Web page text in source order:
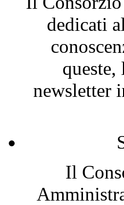
dedicati
queste,
newsletter
Il